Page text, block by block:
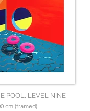
POOL, LEVEL NINE
cm (framed)